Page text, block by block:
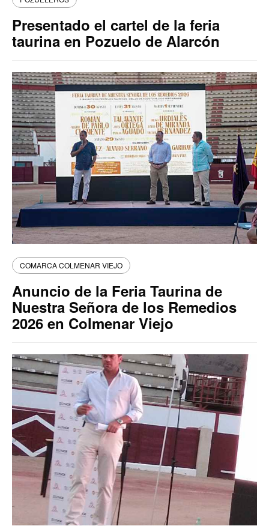
Presentado el cartel de la feria
taurina en Pozuelo de Alarcón
COMARCA COLMENAR VIEJO
Anuncio de la Feria Taurina de
Nuestra Señora de los Remedios
2026 en Colmenar Viejo